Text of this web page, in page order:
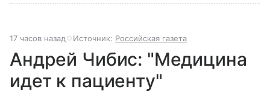
17 часов назад Источник: Российская газета
Андрей Чибис: "Медицина
идет к пациенту"